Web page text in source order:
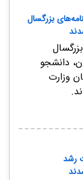
بزرگسال
دانشجو
وزارت
رشد